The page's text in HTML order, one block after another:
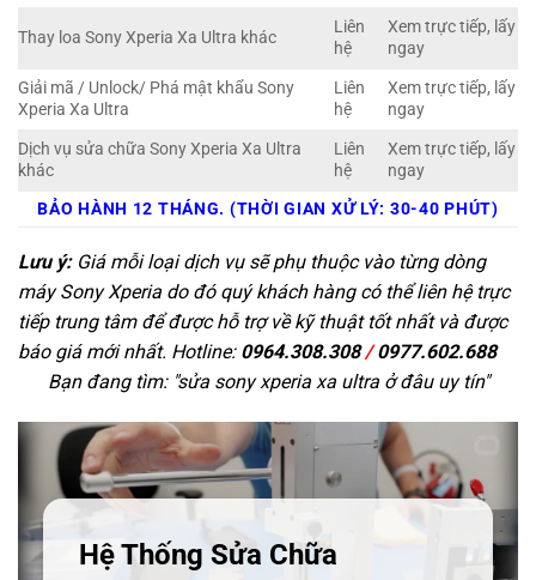
Thay loa Sony Xperia Xa Ultra khác
Liên
hệ
Xem trực tiếp, lấy
ngay
Giải mã / Unlock/ Phá mật khẩu Sony
Xperia Xa Ultra
Liên
hệ
Xem trực tiếp, lấy
ngay
Dịch vụ sửa chữa Sony Xperia Xa Ultra
khác
Liên
hệ
Xem trực tiếp, lấy
ngay
BẢO HÀNH 12 THÁNG. (THỜI GIAN XỬ LÝ: 30-40 PHÚT)
Lưu ý:Giá mỗi loại dịch vụ sẽ phụ thuộc vào từng dòng
máy Sony Xperia do đó quý khách hàng có thể liên hệ trực
tiếp trung tâm để được hỗ trợ về kỹ thuật tốt nhất và được
báo giá mới nhất. Hotline: 0964.308.308/0977.602.688
Bạn đang tìm: "sửa sony xperia xa ultra ở đâu uy tín"
Hệ Thống Sửa Chữa